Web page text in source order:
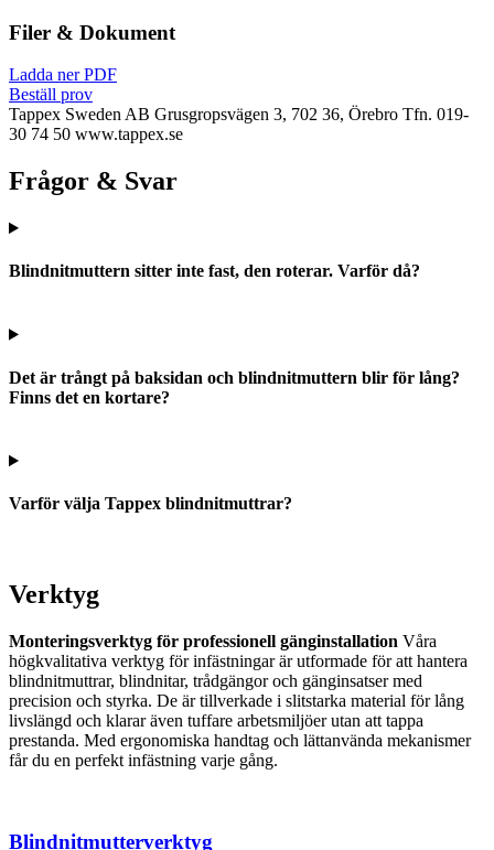
Filer & Dokument
Ladda ner PDF
Beställ prov
Tappex Sweden AB Grusgropsvägen 3, 702 36, Örebro Tfn. 019-
30 74 50 www.tappex.se
Frågor & Svar
Blindnitmuttern sitter inte fast, den roterar. Varför då?
Det är trångt på baksidan och blindnitmuttern blir för lång?
Finns det en kortare?
Varför välja Tappex blindnitmuttrar?
Verktyg
Monteringsverktyg för professionell gänginstallation Våra
högkvalitativa verktyg för infästningar är utformade för att hantera
blindnitmuttrar, blindnitar, trådgängor och gänginsatser med
precision och styrka. De är tillverkade i slitstarka material för lång
livslängd och klarar även tuffare arbetsmiljöer utan att tappa
prestanda. Med ergonomiska handtag och lättanvända mekanismer
får du en perfekt infästning varje gång.
Blindnitmutterverktyg